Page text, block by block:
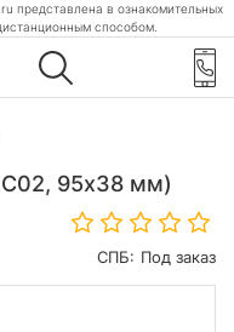
представлена в ознакомительных
способом.
95х38 мм)
СПБ: Под заказ